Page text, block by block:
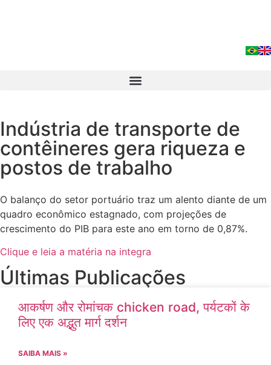
Indústria de transporte de
contêineres gera riqueza e
postos de trabalho
O balanço do setor portuário traz um alento diante de um
quadro econômico estagnado, com projeções de
crescimento do PIB para este ano em torno de 0,87%.
Clique e leia a matéria na integra
Últimas Publicações
आकर्षण और रोमांचक chicken road, पर्यटकों के
लिए एक अद्भुत मार्ग दर्शन
SAIBA MAIS »